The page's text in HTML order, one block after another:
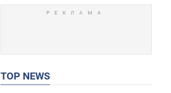
TOP NEWS